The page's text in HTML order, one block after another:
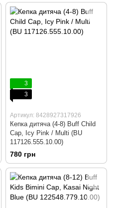
3
3
Артикул: 8428927317926
Кепка дитяча (4-8) Buff Child
Cap, Icy Pink / Multi (BU
117126.555.10.00)
780 грн